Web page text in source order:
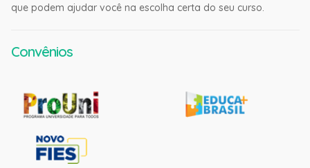
que podem ajudar você na escolha certa do seu curso.
Convênios